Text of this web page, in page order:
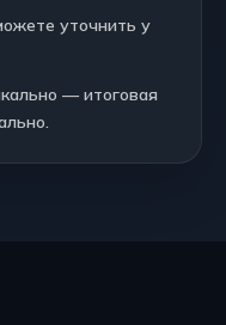
уточнить у
— итоговая